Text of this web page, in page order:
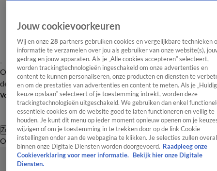
OverzichtAfleveringen Entertainment TV Algemeen
Tip
de redactieNieuwsbrief
Volg Shownieuws
Zoeken
OverzichtEntertainmentSpraakmakendRealityCrimeVideo's
Jouw cookievoorkeuren
Wij en onze 28 partners gebruiken cookies en vergelijkbare technieken
informatie te verzamelen over jou als gebruiker van onze website(s),
gedrag en jouw apparaten. Als je „Alle cookies accepteren” selecteert,
worden trackingtechnologieën ingeschakeld om onze advertenties en
content te kunnen personaliseren, onze producten en diensten te
en om de prestaties van advertenties en content te meten. Als je
keuze opslaan” selecteert of je toestemming intrekt, worden deze
trackingtechnologieën uitgeschakeld. We gebruiken dan enkel
essentiële cookies om de website goed te laten functioneren en veilig te
houden. Je kunt dit menu op ieder moment opnieuw openen om je
wijzigen of om je toestemming in te trekken door op de link Cookie-
instellingen onder aan de webpagina te klikken. Je selecties zullen overal
binnen onze Digitale Diensten worden doorgevoerd. Raadpleeg onze
Cookieverklaring voor meer informatie.
Bekijk hier onze Digitale
Diensten.